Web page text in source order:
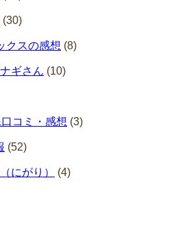
(30)
クスの感想 (8)
ギさん (10)
コミ・感想 (3)
(52)
にがり） (4)